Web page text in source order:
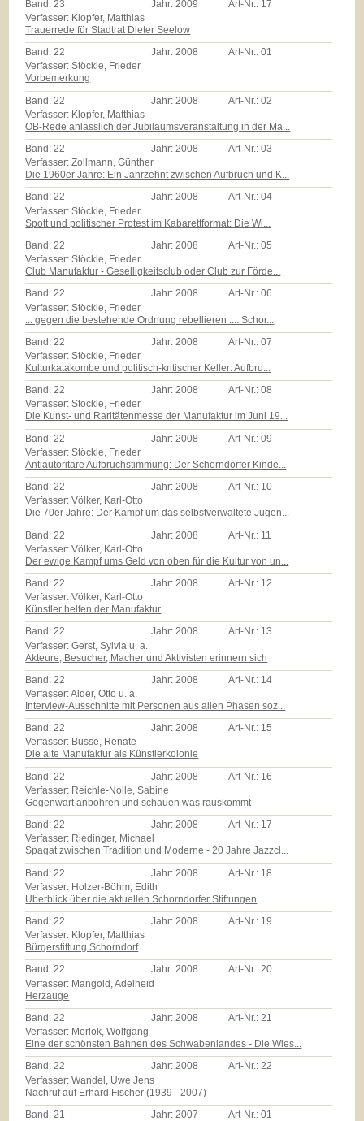
Band: 23 Jahr: 2009 Art-Nr.: 17
Verfasser: Klopfer, Matthias
Trauerrede für Stadtrat Dieter Seelow
Band:22 Jahr:2008 Art-Nr.:01
Verfasser: Stöckle, Frieder
Vorbemerkung
Band: 22 Jahr: 2008 Art-Nr.:02
Verfasser: Klopfer, Matthias
OB-Rede anlässlich der Jubiläumsveranstaltung in der Ma...
Band:22 Jahr:2008 Art-Nr.:03
Verfasser: Zollmann, Günther
Die 1960er Jahre: Ein Jahrzehnt zwischen Aufbruch und K...
Band:22 Jahr:2008 Art-Nr.:04
Verfasser: Stöckle, Frieder
Spott und politischer Protest im Kabarettformat: Die Wi...
Band:22 Jahr:2008 Art-Nr.:05
Verfasser: Stöckle, Frieder
Club Manufaktur - Geselligkeitsclub oder Club zur Förde...
Band:22 Jahr:2008 Art-Nr.:06
Verfasser: Stöckle, Frieder
... gegen die bestehende Ordnung rebellieren ...: Schor...
Band: 22 Jahr: 2008 Art-Nr.:07
Verfasser: Stöckle, Frieder
Kulturkatakombe und politisch-kritischer Keller: Aufbru...
Band:22 Jahr:2008 Art-Nr.:08
Verfasser: Stöckle, Frieder
Die Kunst- und Raritätenmesse der Manufaktur im Juni 19...
Band: 22 Jahr: 2008 Art-Nr.:09
Verfasser: Stöckle, Frieder
Antiautoritäre Aufbruchstimmung: Der Schorndorfer Kinde...
Band:22 Jahr:2008 Art-Nr.: 10
Verfasser: Völker, Karl-Otto
Die 70er Jahre: Der Kampf um das selbstverwaltete Jugen...
Band: 22 Jahr: 2008 Art-Nr.: 11
Verfasser: Völker, Karl-Otto
Der ewige Kampf ums Geld von oben für die Kultur von un...
Band:22 Jahr:2008 Art-Nr.: 12
Verfasser: Völker, Karl-Otto
Künstler helfen der Manufaktur
Band:22 Jahr:2008 Art-Nr.: 13
Verfasser: Gerst, Sylvia u. a.
Akteure, Besucher, Macher und Aktivisten erinnern sich
Band:22 Jahr:2008 Art-Nr.: 14
Verfasser: Alder, Otto u. a.
Interview-Ausschnitte mit Personen aus allen Phasen soz...
Band:22 Jahr:2008 Art-Nr.: 15
Verfasser: Busse, Renate
Die alte Manufaktur als Künstlerkolonie
Band: 22 Jahr: 2008 Art-Nr.: 16
Verfasser: Reichle-Nolle, Sabine
Gegenwart anbohren und schauen was rauskommt
Band:22 Jahr:2008 Art-Nr.: 17
Verfasser: Riedinger, Michael
Spagat zwischen Tradition und Moderne - 20 Jahre Jazzcl...
Band: 22 Jahr: 2008 Art-Nr.: 18
Verfasser: Holzer-Böhm, Edith
Überblick über die aktuellen Schorndorfer Stiftungen
Band:22 Jahr:2008 Art-Nr.: 19
Verfasser: Klopfer, Matthias
Bürgerstiftung Schorndorf
Band:22 Jahr:2008 Art-Nr.:20
Verfasser: Mangold, Adelheid
Herzauge
Band:22 Jahr:2008 Art-Nr.:21
Verfasser: Morlok, Wolfgang
Eine der schönsten Bahnen des Schwabenlandes - Die Wies...
Band:22 Jahr:2008 Art-Nr.:22
Verfasser: Wandel, Uwe Jens
Nachruf auf Erhard Fischer (1939 - 2007)
Band: 21 Jahr: 2007 Art-Nr.:01